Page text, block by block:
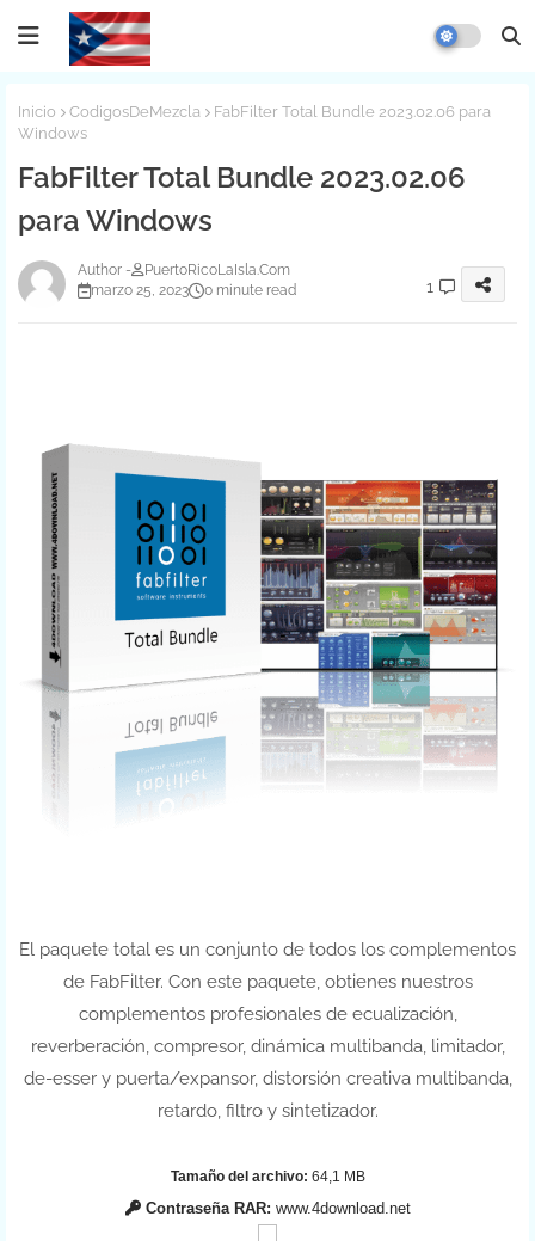
Inicio CodigosDeMezcla
FabFilter Total Bundle 2023.02.06 para
Windows
FabFilter Total Bundle 2023.02.06
para Windows
PuertoRicoLaIsla.Com
marzo 25, 2023
0 minute read 1
El paquete total es un conjunto de todos los complementos
de FabFilter. Con este paquete, obtienes nuestros
complementos profesionales de ecualización,
reverberación, compresor, dinámica multibanda, limitador,
de-esser y puerta/expansor, distorsión creativa multibanda,
retardo, filtro y sintetizador.
Tamaño del archivo: 64,1 MB
Contraseña RAR: www.4download.net